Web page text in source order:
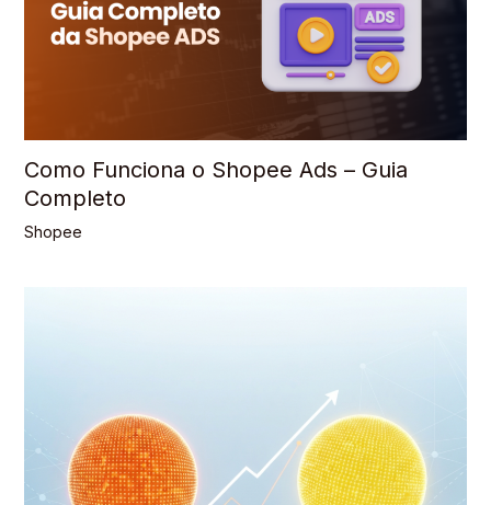
Como Funciona o Shopee Ads – Guia
Completo
Shopee